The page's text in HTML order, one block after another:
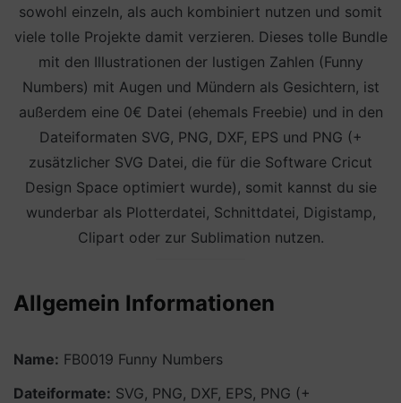
sowohl einzeln, als auch kombiniert nutzen und somit
viele tolle Projekte damit verzieren. Dieses tolle Bundle
mit den Illustrationen der lustigen Zahlen (Funny
Numbers) mit Augen und Mündern als Gesichtern, ist
außerdem eine 0€ Datei (ehemals Freebie) und in den
Dateiformaten SVG, PNG, DXF, EPS und PNG (+
zusätzlicher SVG Datei, die für die Software Cricut
Design Space optimiert wurde), somit kannst du sie
wunderbar als Plotterdatei, Schnittdatei, Digistamp,
Clipart oder zur Sublimation nutzen.
Allgemein Informationen
Name: FB0019 Funny Numbers
Dateiformate: SVG, PNG, DXF, EPS, PNG (+